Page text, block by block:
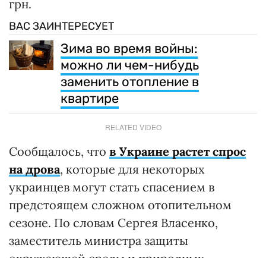
грн.
ВАС ЗАИНТЕРЕСУЕТ
Зима во время войны:
можно ли чем-нибудь
заменить отопление в
квартире
RELATED VIDEO
Сообщалось, что в Украине растет спрос
на дрова, которые для некоторых
украинцев могут стать спасением в
предстоящем сложном отопительном
сезоне. По словам Сергея Власенко,
заместитель министра защиты